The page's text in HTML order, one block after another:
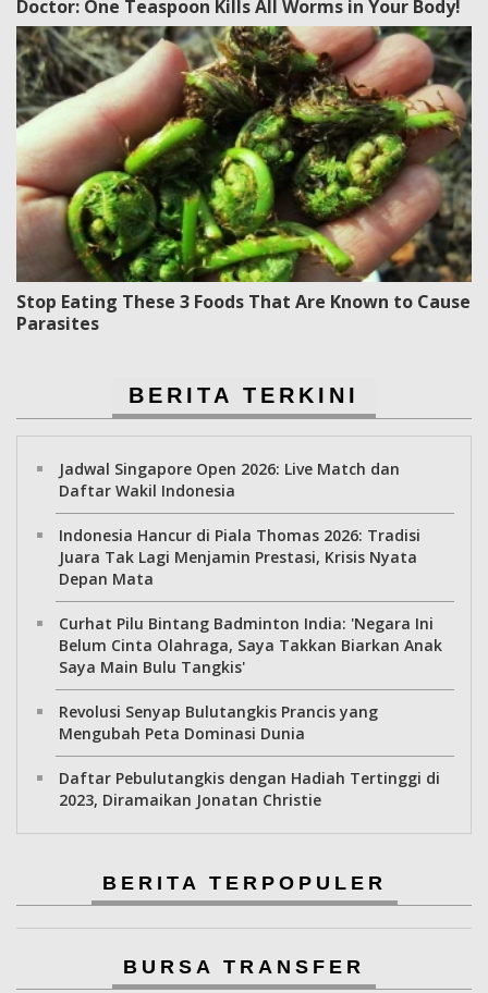
Doctor: One Teaspoon Kills All Worms in Your Body!
Stop Eating These 3 Foods That Are Known to Cause
Parasites
BERITA TERKINI
Jadwal Singapore Open 2026: Live Match dan
Daftar Wakil Indonesia
Indonesia Hancur di Piala Thomas 2026: Tradisi
Juara Tak Lagi Menjamin Prestasi, Krisis Nyata
Depan Mata
Curhat Pilu Bintang Badminton India: 'Negara Ini
Belum Cinta Olahraga, Saya Takkan Biarkan Anak
Saya Main Bulu Tangkis'
Revolusi Senyap Bulutangkis Prancis yang
Mengubah Peta Dominasi Dunia
Daftar Pebulutangkis dengan Hadiah Tertinggi di
2023, Diramaikan Jonatan Christie
BERITA TERPOPULER
BURSA TRANSFER